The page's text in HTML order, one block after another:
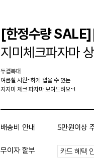
[한정수량 SALE]
지미체크파자마
두겹복대
여름철 시원~하게 입을 수 있는
지지미 체크 파자마 보여드려요~!
배송비 안내 5만원이상
무이자 할부 카드 혜택